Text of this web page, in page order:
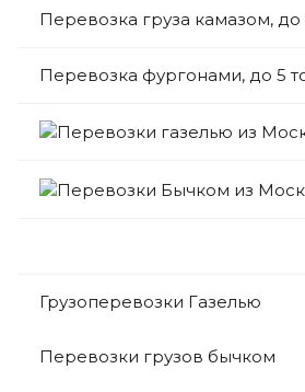
Перевозка груза камазом, до
Перевозка фургонами, до 5
Грузоперевозки Газелью
Перевозки грузов бычком